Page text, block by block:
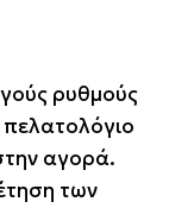
ρυθμούς
αγορά.
των